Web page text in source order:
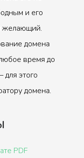
и его
желающий.
домена
время до
этого
домена.
PDF